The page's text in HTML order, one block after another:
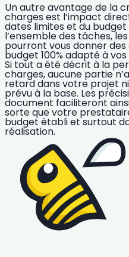
Un autre avantage de la
charges est l’impact
dates limites et du budget
l’ensemble des tâches,
pourront vous donner
budget 100% adapté à vos
Si tout a été décrit à la
charges, aucune partie
retard dans votre projet
prévu à la base. Les
document faciliteront
sorte que votre
budget établi et surtout
réalisation.